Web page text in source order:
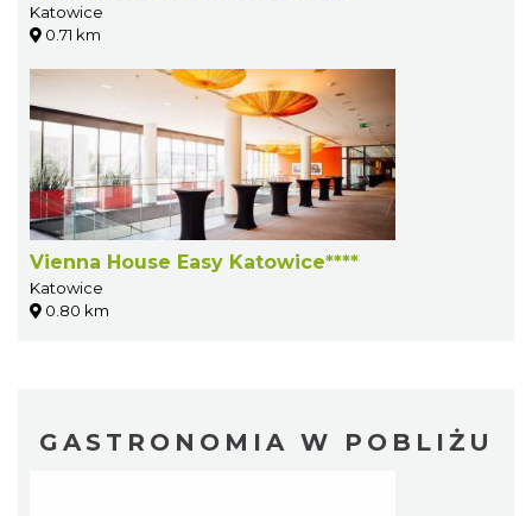
Katowice
0.71 km
Vienna House Easy Katowice****
Katowice
0.80 km
GASTRONOMIA W POBLIŻU